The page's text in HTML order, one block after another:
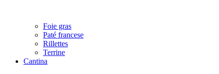
Foie gras
Paté francese
Rillettes
Terrine
Cantina